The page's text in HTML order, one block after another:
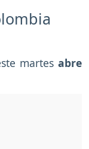
martes abre